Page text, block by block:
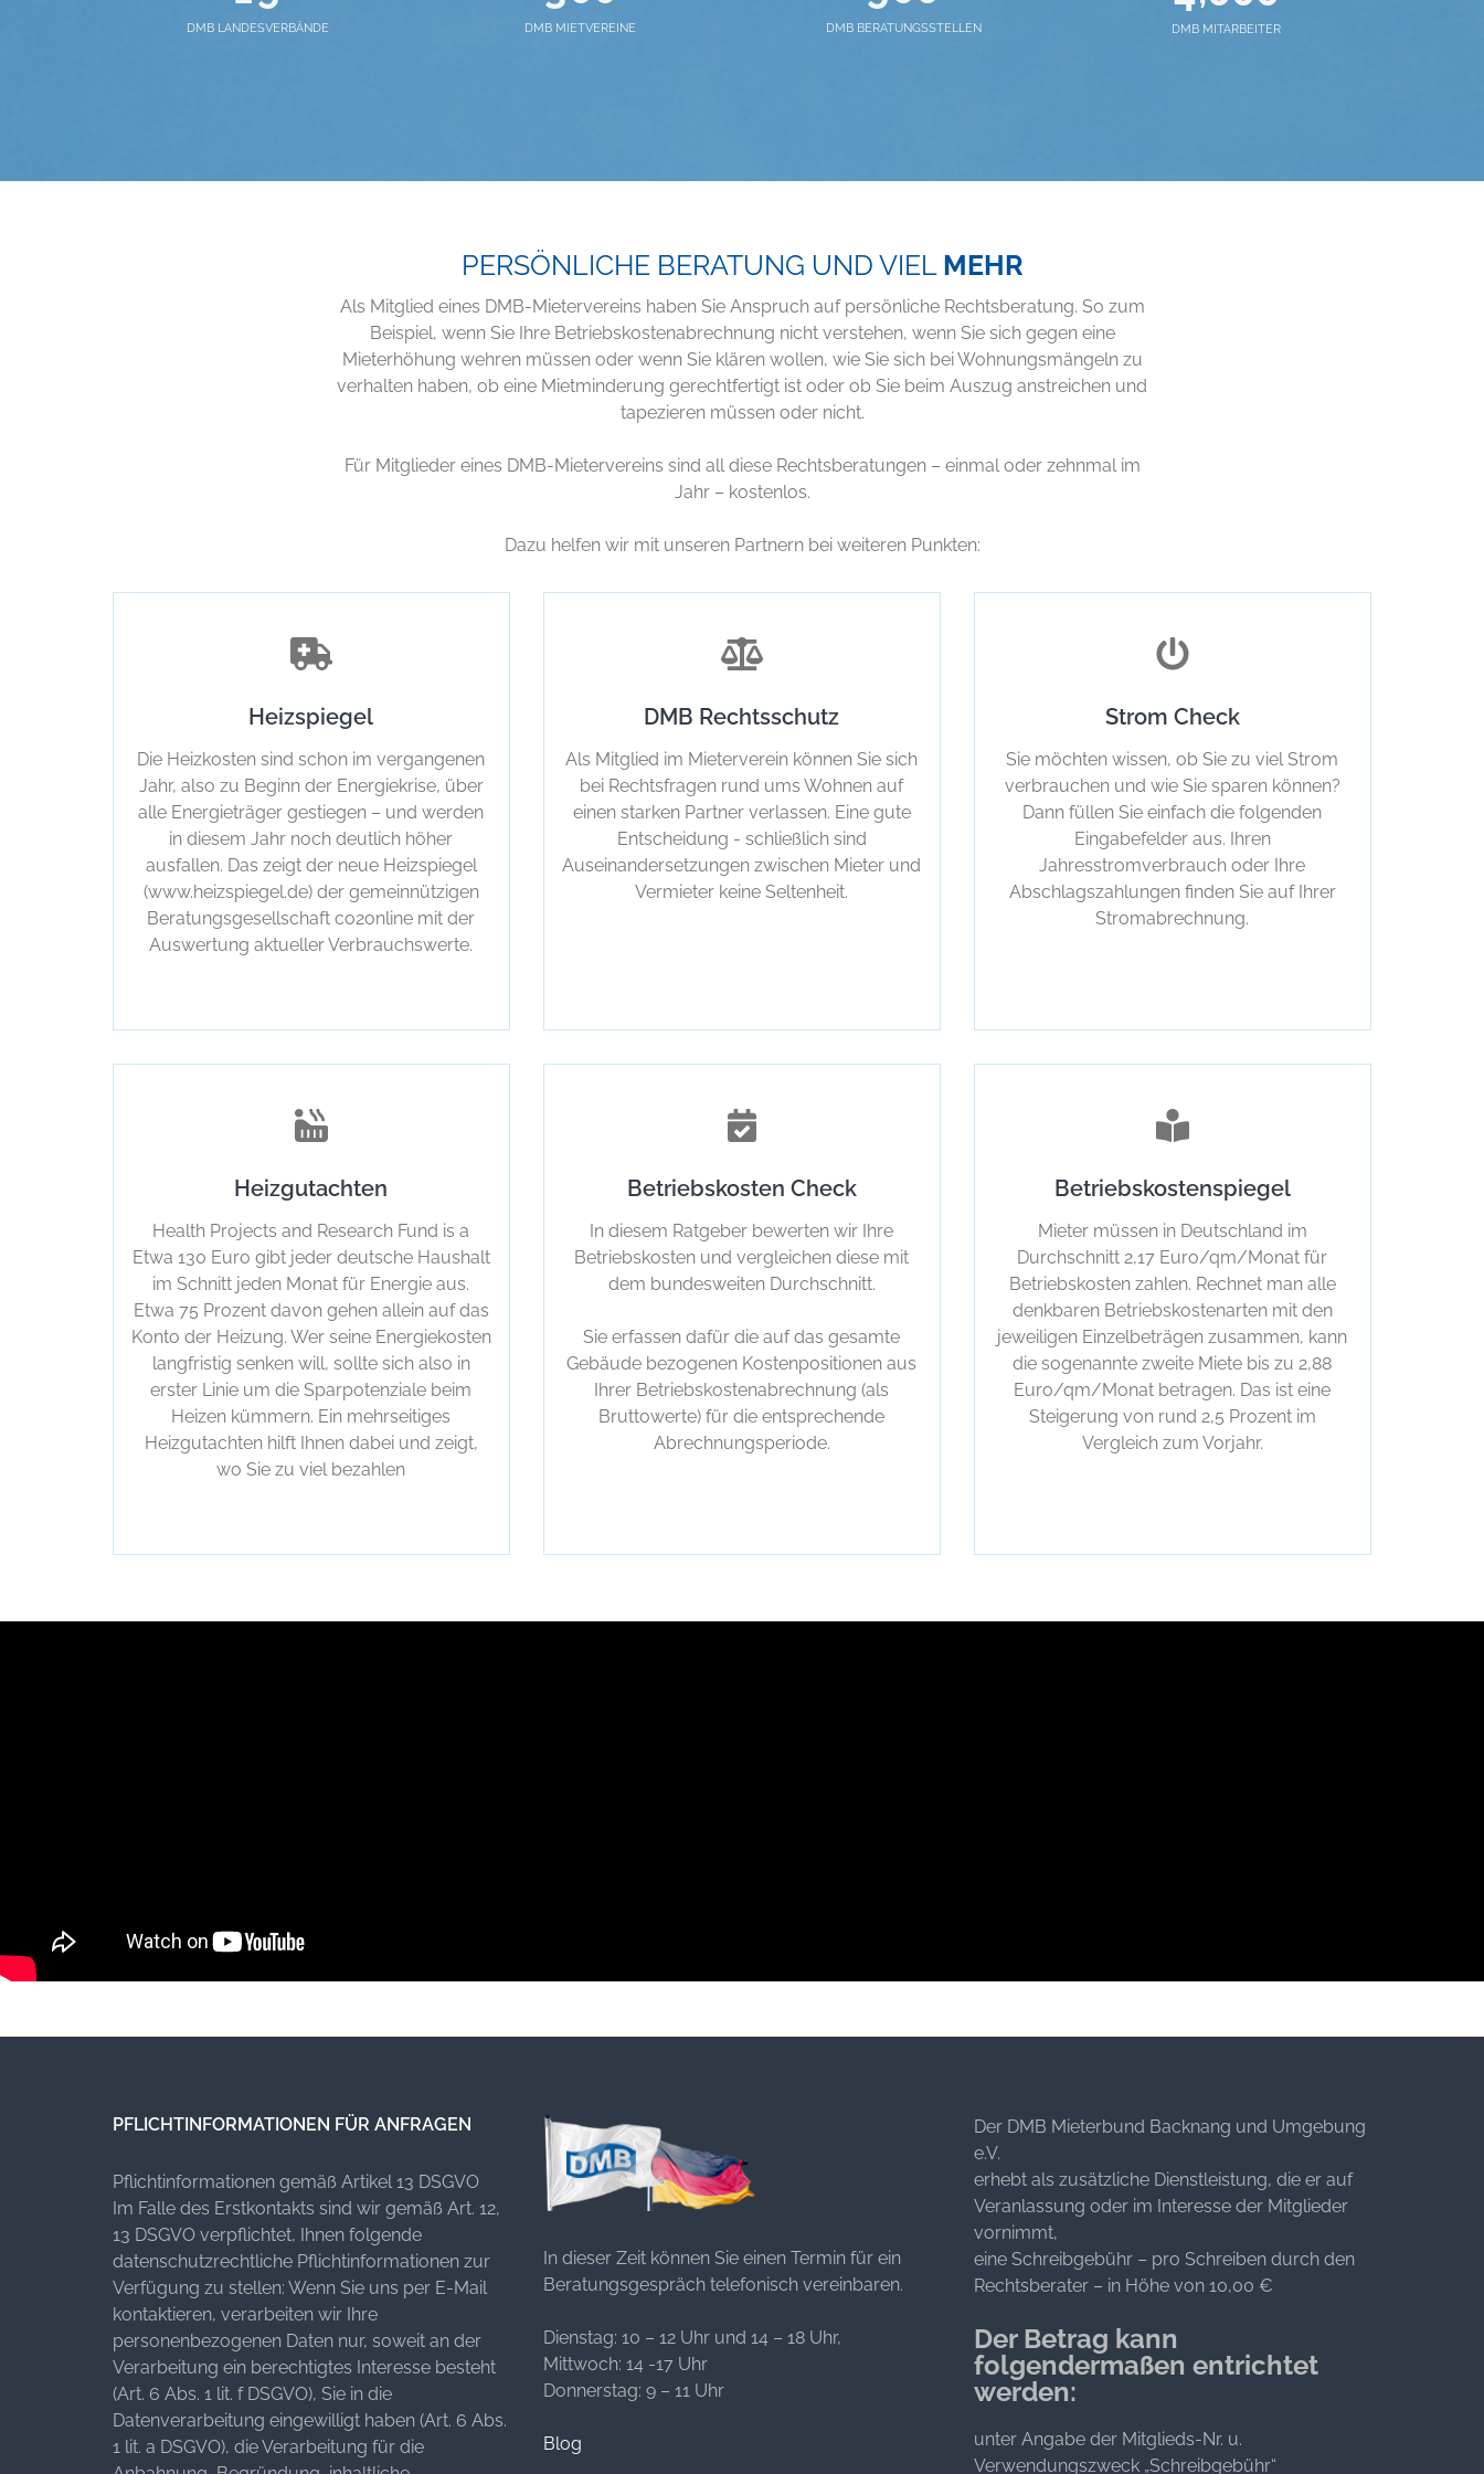
DMB LANDESVERBÄNDE DMB MIETVEREINE DMB BERATUNGSSTELLEN DMB MITARBEITER
PERSÖNLICHE BERATUNG UND VIEL MEHR
Als Mitglied eines DMB-Mietervereins haben Sie Anspruch auf persönliche Rechtsberatung. So zum
Beispiel, wenn Sie Ihre Betriebskostenabrechnung nicht verstehen, wenn Sie sich gegen eine
Mieterhöhung wehren müssen oder wenn Sie klären wollen, wie Sie sich bei Wohnungsmängeln zu
verhalten haben, ob eine Mietminderung gerechtfertigt ist oder ob Sie beim Auszug anstreichen und
tapezieren müssen oder nicht.
Für Mitglieder eines DMB-Mietervereins sind all diese Rechtsberatungen – einmal oder zehnmal im
Jahr – kostenlos.
Dazu helfen wir mit unseren Partnern bei weiteren Punkten:
Heizspiegel
Die Heizkosten sind schon im vergangenen
Jahr, also zu Beginn der Energiekrise, über
alle Energieträger gestiegen – und werden
in diesem Jahr noch deutlich höher
ausfallen. Das zeigt der neue Heizspiegel
(www.heizspiegel.de) der gemeinnützigen
Beratungsgesellschaft co2online mit der
Auswertung aktueller Verbrauchswerte.
DMB Rechtsschutz
Als Mitglied im Mieterverein können Sie sich
bei Rechtsfragen rund ums Wohnen auf
einen starken Partner verlassen. Eine gute
Entscheidung - schließlich sind
Auseinandersetzungen zwischen Mieter und
Vermieter keine Seltenheit.
Strom Check
Sie möchten wissen, ob Sie zu viel Strom
verbrauchen und wie Sie sparen können?
Dann füllen Sie einfach die folgenden
Eingabefelder aus. Ihren
Jahresstromverbrauch oder Ihre
Abschlagszahlungen finden Sie auf Ihrer
Stromabrechnung.
Heizgutachten
Health Projects and Research Fund is a
Etwa 130 Euro gibt jeder deutsche Haushalt
im Schnitt jeden Monat für Energie aus.
Etwa 75 Prozent davon gehen allein auf das
Konto der Heizung. Wer seine Energiekosten
langfristig senken will, sollte sich also in
erster Linie um die Sparpotenziale beim
Heizen kümmern. Ein mehrseitiges
Heizgutachten hilft Ihnen dabei und zeigt,
wo Sie zu viel bezahlen
Betriebskosten Check
In diesem Ratgeber bewerten wir Ihre
Betriebskosten und vergleichen diese mit
dem bundesweiten Durchschnitt.
Sie erfassen dafür die auf das gesamte
Gebäude bezogenen Kostenpositionen aus
Ihrer Betriebskostenabrechnung (als
Bruttowerte) für die entsprechende
Abrechnungsperiode.
Betriebskostenspiegel
Mieter müssen in Deutschland im
Durchschnitt 2,17 Euro/qm/Monat für
Betriebskosten zahlen. Rechnet man alle
denkbaren Betriebskostenarten mit den
jeweiligen Einzelbeträgen zusammen, kann
die sogenannte zweite Miete bis zu 2,88
Euro/qm/Monat betragen. Das ist eine
Steigerung von rund 2,5 Prozent im
Vergleich zum Vorjahr.
PFLICHTINFORMATIONEN FÜR ANFRAGEN
Pflichtinformationen gemäß Artikel 13 DSGVO
Im Falle des Erstkontakts sind wir gemäß Art. 12,
13 DSGVO verpflichtet, Ihnen folgende
datenschutzrechtliche Pflichtinformationen zur
Verfügung zu stellen: Wenn Sie uns per E-Mail
kontaktieren, verarbeiten wir Ihre
personenbezogenen Daten nur, soweit an der
Verarbeitung ein berechtigtes Interesse besteht
(Art. 6 Abs. 1 lit. f DSGVO), Sie in die
Datenverarbeitung eingewilligt haben (Art. 6 Abs.
1 lit. a DSGVO), die Verarbeitung für die
In dieser Zeit können Sie einen Termin für ein
Beratungsgespräch telefonisch vereinbaren.
Dienstag: 10 – 12 Uhr und 14 – 18 Uhr,
Mittwoch: 14 -17 Uhr
Donnerstag: 9 – 11 Uhr
Blog
Der DMB Mieterbund Backnang und Umgebung
e.V.
erhebt als zusätzliche Dienstleistung, die er auf
Veranlassung oder im Interesse der Mitglieder
vornimmt,
eine Schreibgebühr – pro Schreiben durch den
Rechtsberater – in Höhe von 10,00 €
Der Betrag kann
folgendermaßen entrichtet
werden:
unter Angabe der Mitglieds-Nr. u.
Verwendungszweck „Schreibgebühr“